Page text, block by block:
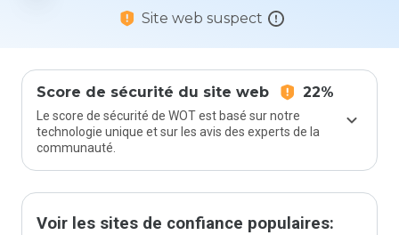
Site web suspect
Score de sécurité du site web 22%
Le score de sécurité de WOT est basé sur notre
technologie unique et sur les avis des experts de la
communauté.
Voir les sites de confiance populaires: